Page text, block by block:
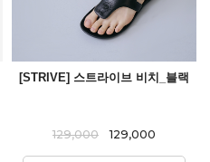
[STRIVE] 스트라이브 비치_블랙
129,000 129,000